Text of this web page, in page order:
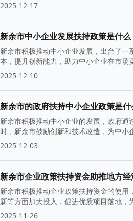
2025-12-17
新余市中小企业发展扶持政策是什么
新余市积极推动中小企业发展，出台了
本，提升创新能力，助力中小企业在市
2025-12-10
新余市的政府扶持中小企业政策是什
新余市积极推动中小企业的发展，政府
时，新余市鼓励创新和技术改造，为中
2025-12-03
新余市企业政策扶持资金助推地方
新余市积极推动企业政策扶持资金的使
新等方面加大投入，促进优质项目落地
2025-11-26